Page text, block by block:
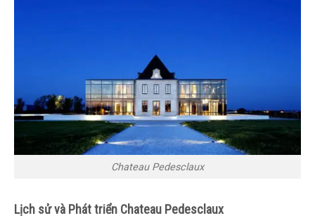
Chateau Pedesclaux
Lịch sử và Phát triển Chateau Pedesclaux